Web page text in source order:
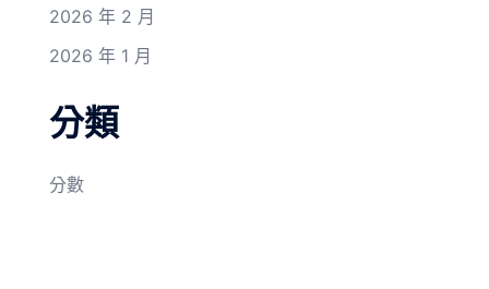
2026 年 2 月
2026 年 1 月
分類
分數